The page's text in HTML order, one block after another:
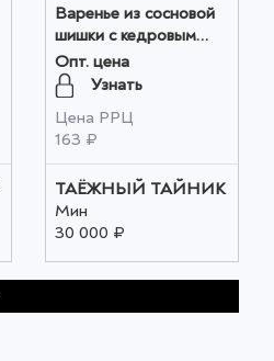
Варенье из сосновой
шишки с кедровым
орехом 30 гр оптом
Опт. цена
Узнать
Цена РРЦ
163 ₽
ТАЁЖНЫЙ ТАЙНИК
Мин
30 000 ₽